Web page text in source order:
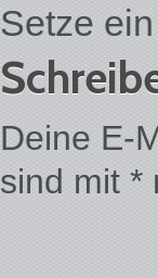
Setze
Deine E-
sind mit *